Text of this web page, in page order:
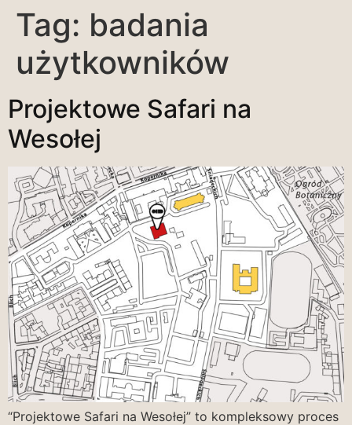
Tag: badania
użytkowników
Projektowe Safari na
Wesołej
“Projektowe Safari na Wesołej” to kompleksowy proces